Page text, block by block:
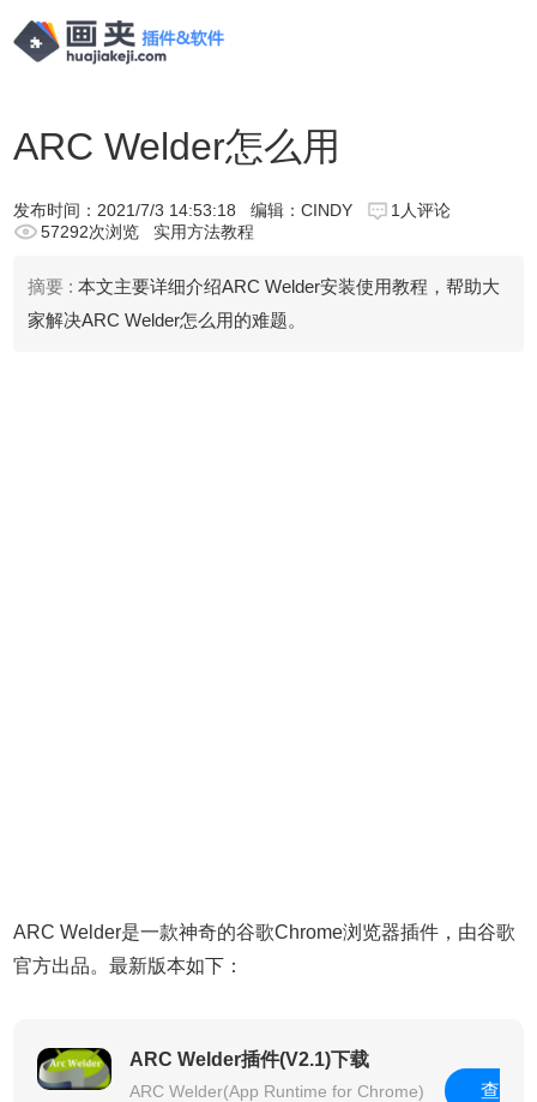
ARC Welder怎么用
发布时间： 2021/7/3 14:53:18 编辑：CINDY
1人评论
57292次浏览
实用方法教程
摘要 : 本文主要详细介绍ARC Welder安装使用教程，帮助大
家解决ARC Welder怎么用的难题。
ARC Welder是一款神奇的谷歌Chrome浏览器插件，由谷歌
官方出品。最新版本如下：
ARC Welder插件(V2.1)下载
ARC Welder(App Runtime for Chrome)
查